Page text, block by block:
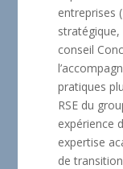
entreprises
stratégique,
conseil
pratiques
RSE du
expérience
expertise
de